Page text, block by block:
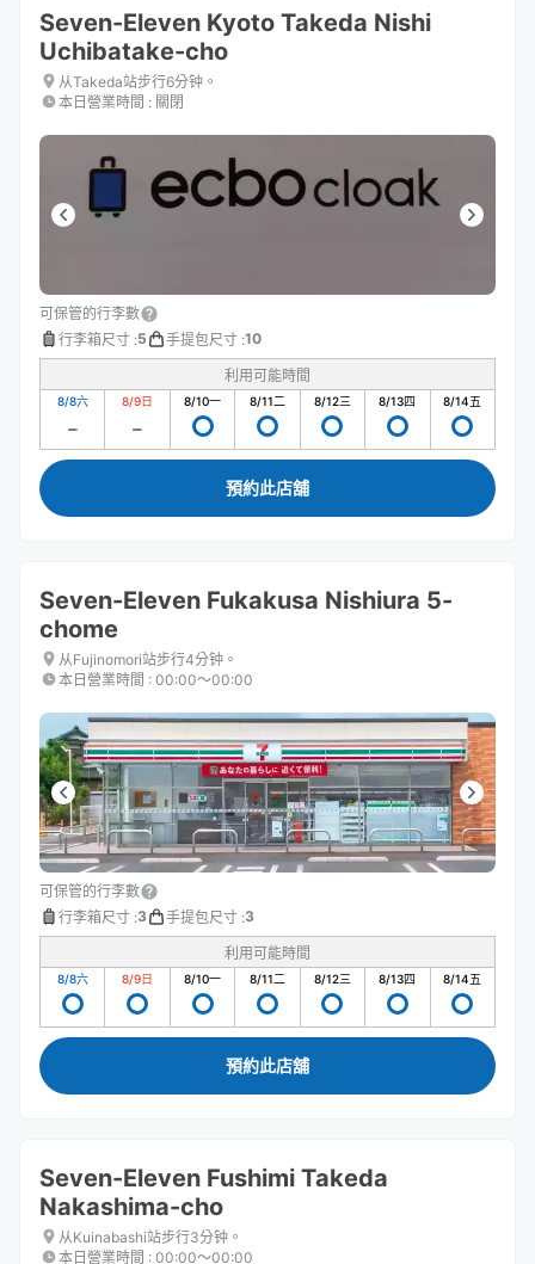
Seven-Eleven Kyoto Takeda Nishi
Uchibatake-cho
从Takeda站步行6分钟。
本日營業時間 : 關閉
可保管的行李數
行李箱尺寸 :5 手提包尺寸 :10
利用可能時間
8/8六 8/9日 8/10一 8/11二 8/12三 8/13四 8/14五
預約此店舖
Seven-Eleven Fukakusa Nishiura 5-
chome
从Fujinomori站步行4分钟。
本日營業時間 : 00:00〜00:00
可保管的行李數
行李箱尺寸 :3 手提包尺寸 :3
利用可能時間
8/8六 8/9日 8/10一 8/11二 8/12三 8/13四 8/14五
預約此店舖
Seven-Eleven Fushimi Takeda
Nakashima-cho
从Kuinabashi站步行3分钟。
本日營業時間 : 00:00〜00:00